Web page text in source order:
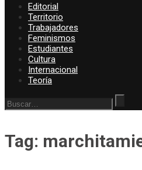
Editorial
Territorio
Trabajadores
Feminismos
Estudiantes
Cultura
Internacional
Teoría
Tag: